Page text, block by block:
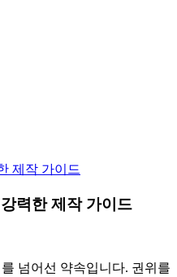
제작 가이드
력한 제작 가이드
넘어선 약속입니다. 권위를